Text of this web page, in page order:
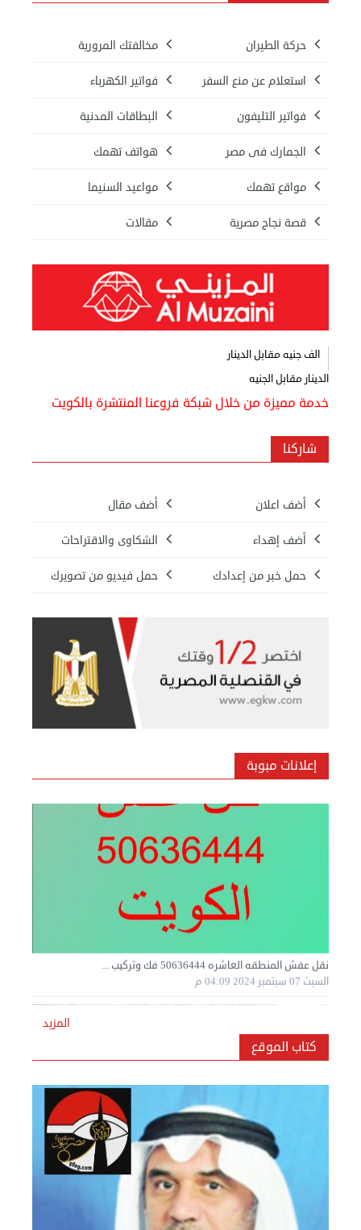
حركة الطيران مخالفتك المرورية
استعلام عن منع السفر فواتير الكهرباء
فواتير التليفون البطاقات المدنية
الجمارك فى مصر هواتف تهمك
مواقع تهمك مواعيد السنيما
قصة نجاح مصرية مقالات
الف جنيه مقابل الدينار
الدينار مقابل الجنيه
خدمة مميزة من خلال شبكة فروعنا المنتشرة بالكويت
شاركنا
أضف اعلان أضف مقال
أضف إهداء الشكاوى والاقتراحات
حمل خبر من إعدادك حمل فيديو من تصويرك
إعلانات مبوبة
نقل عفش المنطقه العاشره 50636444 فك وتركيب ...
المزيد
كتاب الموقع